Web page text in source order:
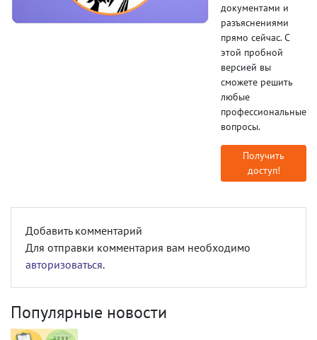
документами и
разъяснениями
прямо сейчас. С
этой пробной
версией вы
сможете решить
любые
профессиональные
вопросы.
Получить
доступ!
Добавить комментарий
Для отправки комментария вам необходимо
авторизоваться.
Популярные новости